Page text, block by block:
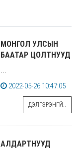
МОНГОЛ УЛСЫН
БААТАР ЦОЛТНУУД
...
2022-05-26 10:47:05
ДЭЛГЭРЭНГҮЙ..
АЛДАРТНУУД